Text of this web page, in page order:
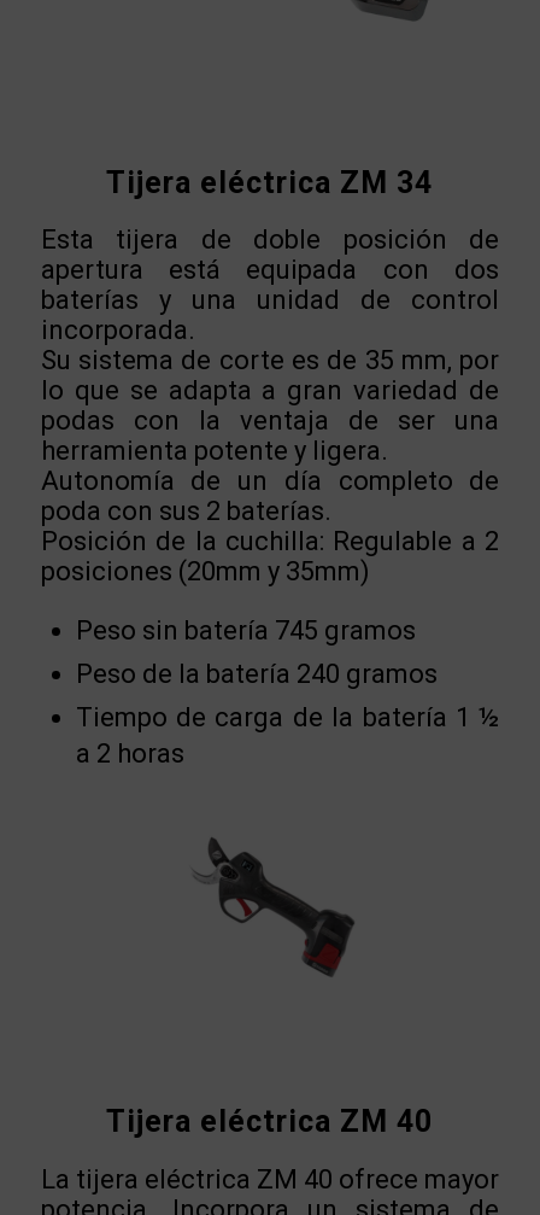
Tijera eléctrica ZM 34
Esta tijera de doble posición de
apertura está equipada con dos
baterías y una unidad de control
incorporada.
Su sistema de corte es de 35 mm, por
lo que se adapta a gran variedad de
podas con la ventaja de ser una
herramienta potente y ligera.
Autonomía de un día completo de
poda con sus 2 baterías.
Posición de la cuchilla: Regulable a 2
posiciones (20mm y 35mm)
Peso sin batería 745 gramos
Peso de la batería 240 gramos
Tiempo de carga de la batería 1 ½
a 2 horas
Tijera eléctrica ZM 40
La tijera eléctrica ZM 40 ofrece mayor